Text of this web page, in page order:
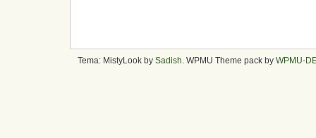
Tema: MistyLook by Sadish . WPMU Theme pack by WPMU-